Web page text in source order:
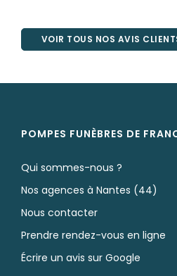
VOIR TOUS NOS AVIS
POMPES FUNÈBRES DE
Qui sommes-nous ?
Nos agences à Nantes (44)
Nous contacter
Prendre rendez-vous en ligne
Écrire un avis sur Google